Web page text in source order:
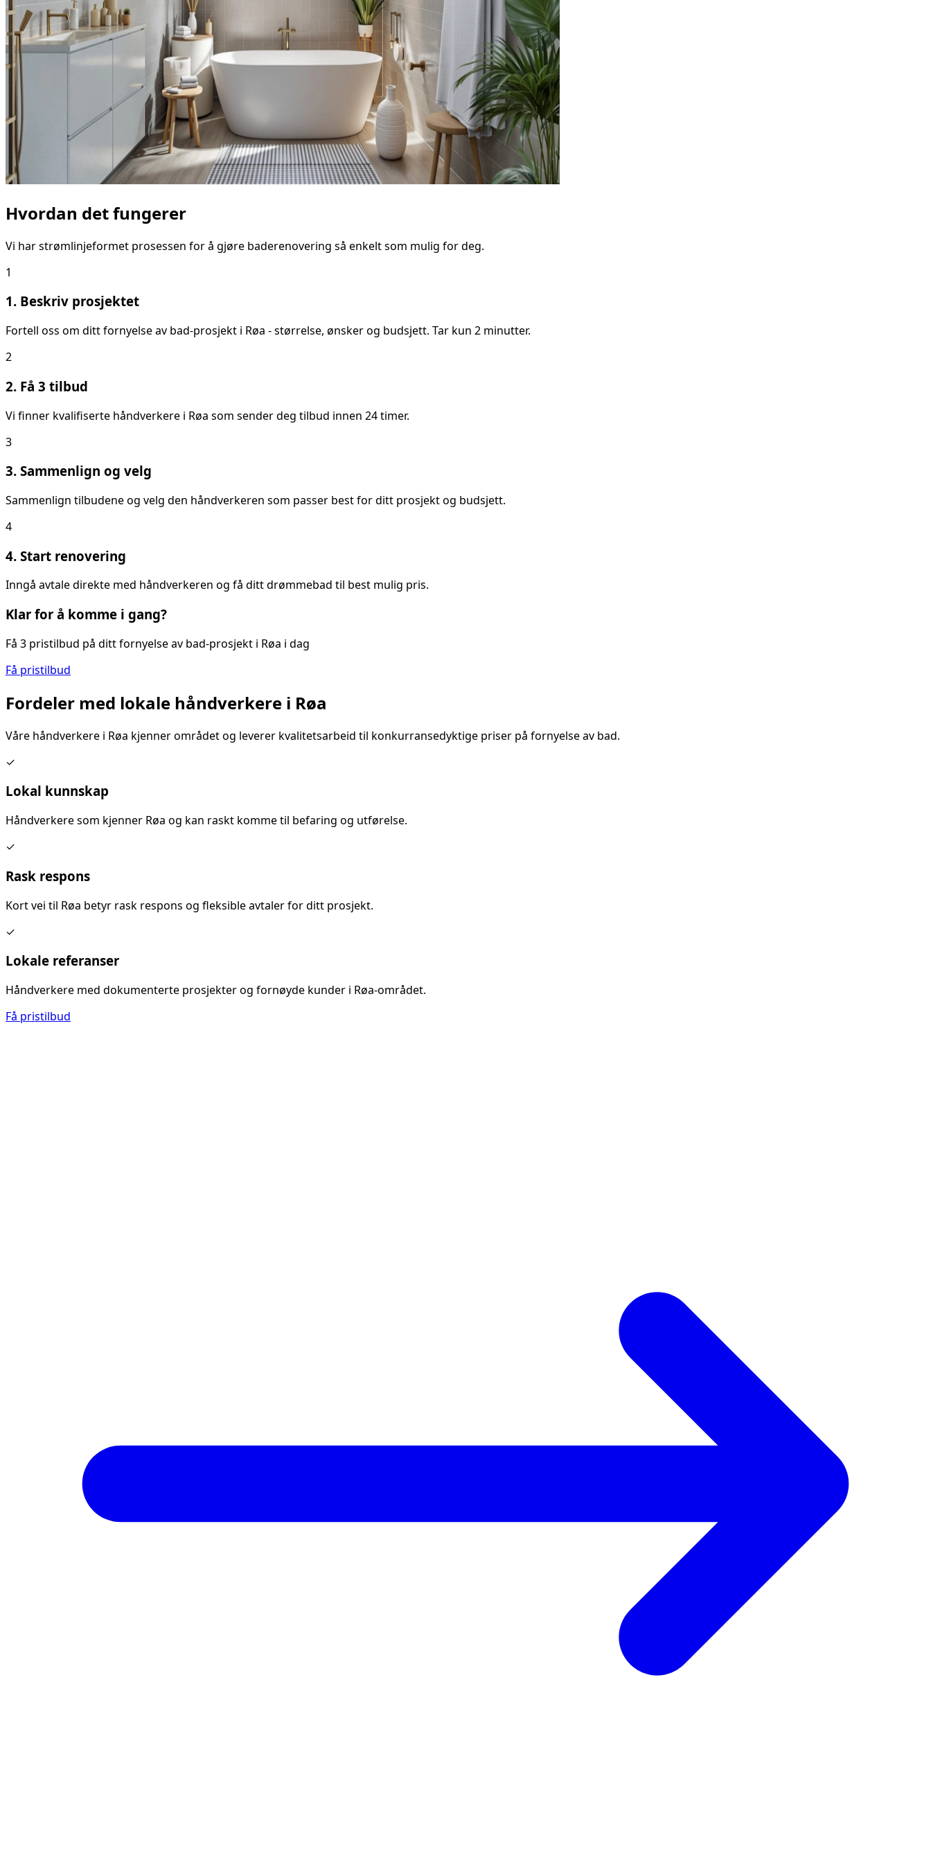
Hvordan det fungerer
Vi har strømlinjeformet prosessen for å gjøre baderenovering så enkelt som mulig for deg.
1
1. Beskriv prosjektet
Fortell oss om dittfornyelse av bad-prosjekt i Røa - størrelse, ønsker og budsjett. Tar kun 2 minutter.
2
2. Få 3 tilbud
Vi finner kvalifiserte håndverkere i Røa som sender deg tilbud innen 24 timer.
3
3. Sammenlign og velg
Sammenlign tilbudene og velg den håndverkeren som passer best for ditt prosjekt og budsjett.
4
4. Start renovering
Inngå avtale direkte med håndverkeren og få ditt drømmebad til best mulig pris.
Klar for å komme i gang?
Få 3 pristilbud på dittfornyelse av bad-prosjekt i Røa i dag
Få pristilbud
Fordeler med lokale håndverkere i Røa
Våre håndverkere i Røa kjenner området og leverer kvalitetsarbeid til konkurransedyktige priser på fornyelse av bad.
✓
Lokal kunnskap
Håndverkere som kjenner Røa og kan raskt komme til befaring og utførelse.
✓
Rask respons
Kort vei til Røa betyr rask respons og fleksible avtaler for ditt prosjekt.
✓
Lokale referanser
Håndverkere med dokumenterte prosjekter og fornøyde kunder i Røa-området.
Få pristilbud